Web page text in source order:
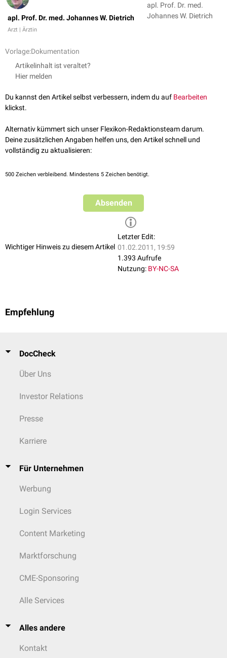
apl. Prof. Dr. med. Johannes W. Dietrich
Arzt | Ärztin
apl. Prof. Dr. med.
Johannes W. Dietrich
Vorlage:Dokumentation
Artikelinhalt ist veraltet?
Hier melden
Du kannst den Artikel selbst verbessern, indem du auf Bearbeiten
klickst.
Alternativ kümmert sich unser Flexikon-Redaktionsteam darum.
Deine zusätzlichen Angaben helfen uns, den Artikel schnell und
vollständig zu aktualisieren:
500 Zeichen verbleibend. Mindestens 5 Zeichen benötigt.
Absenden
Wichtiger Hinweis zu diesem Artikel
Letzter Edit:
01.02.2011, 19:59
1.393 Aufrufe
Nutzung: BY-NC-SA
Empfehlung
DocCheck
Über Uns
Investor Relations
Presse
Karriere
Für Unternehmen
Werbung
Login Services
Content Marketing
Marktforschung
CME-Sponsoring
Alle Services
Alles andere
Kontakt